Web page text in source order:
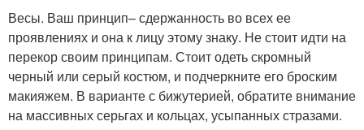
Весы. Ваш принцип– сдержанность во всех ее
проявлениях и она к лицу этому знаку. Не стоит идти на
перекор своим принципам. Стоит одеть скромный
черный или серый костюм, и подчеркните его броским
макияжем. В варианте с бижутерией, обратите внимание
на массивных серьгах и кольцах, усыпанных стразами.